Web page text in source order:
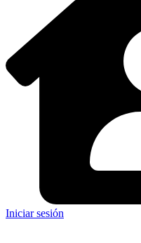
Iniciar sesión